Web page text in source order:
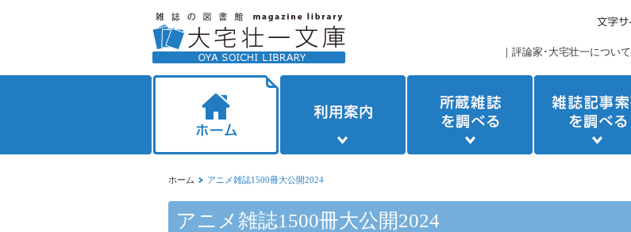
｜ 評論家･大宅壮一について
ホーム アニメ雑誌1500冊大公開2024
アニメ雑誌1500冊大公開2024